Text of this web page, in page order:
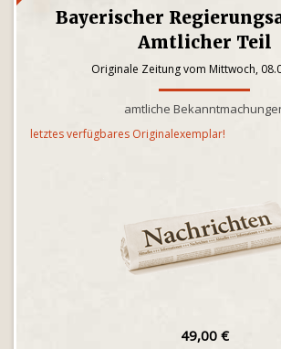
Bayerischer
Amtlicher Teil
Originale Zeitung vom Mittwoch,
amtliche
letztes verfügbares Originalexemplar!
49,00 €